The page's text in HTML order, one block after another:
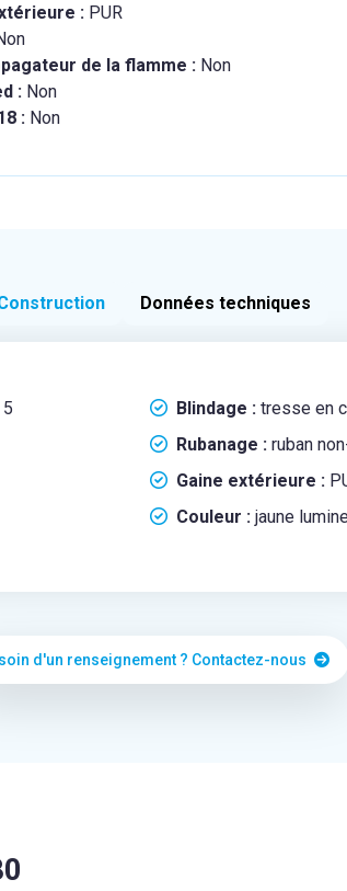
: PUR
de la flamme : Non
: Non
: Non
Données techniques
Blindage :tresse en
Rubanage :ruban
Gaine extérieure :
Couleur :jaune
d'un renseignement ? Contactez-nous